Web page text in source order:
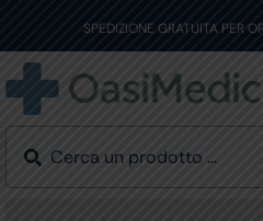
content
SPEDIZIONE GRATUITA PER